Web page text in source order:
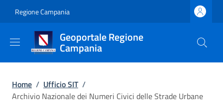
Regione Campania
Geoportale Regione
Campania
Briciole di pane
Home / Ufficio SIT /
Archivio Nazionale dei Numeri Civici delle Strade Urbane